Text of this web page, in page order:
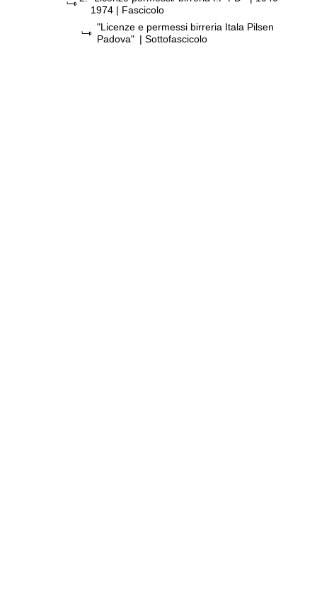
1974 | Fascicolo
"Licenze e permessi birreria Itala Pilsen
Padova" | Sottofascicolo